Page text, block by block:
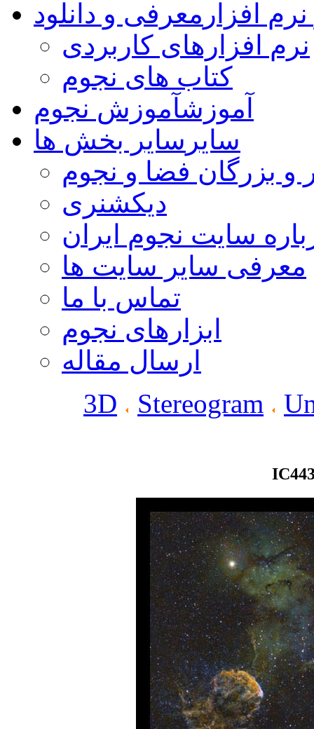
افزار معرفی و دانلود
نرم افزارهای کاربردی
کتاب های نجوم
آموزشآموزش نجوم
سایر سایر بخش ها
و بزرگان فضا و نجوم
دیکشنری
سایت نجوم ایران
معرفی سایر سایت ها
تماس با ما
ابزارهای نجوم
ارسال مقاله
3D
Stereogram